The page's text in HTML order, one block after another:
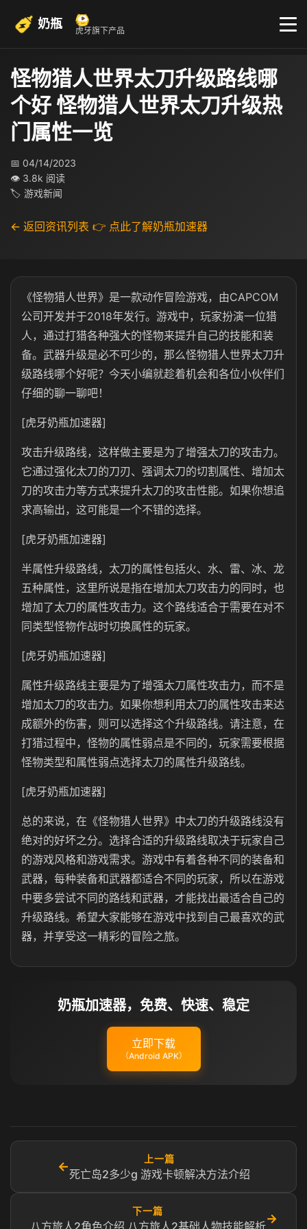
奶瓶 虎牙旗下产品
怪物猎人世界太刀升级路线哪
个好 怪物猎人世界太刀升级热
门属性一览
📅 04/14/2023
👁 3.8k 阅读
🏷 游戏新闻
← 返回资讯列表 👉 点此了解奶瓶加速器
《怪物猎人世界》是一款动作冒险游戏，由CAPCOM
公司开发并于2018年发行。游戏中，玩家扮演一位猎
人，通过打猎各种强大的怪物来提升自己的技能和装
备。武器升级是必不可少的，那么怪物猎人世界太刀升
级路线哪个好呢？今天小编就趁着机会和各位小伙伴们
仔细的聊一聊吧！
[虎牙奶瓶加速器]
攻击升级路线，这样做主要是为了增强太刀的攻击力。
它通过强化太刀的刀刃、强调太刀的切割属性、增加太
刀的攻击力等方式来提升太刀的攻击性能。如果你想追
求高输出，这可能是一个不错的选择。
[虎牙奶瓶加速器]
半属性升级路线，太刀的属性包括火、水、雷、冰、龙
五种属性，这里所说是指在增加太刀攻击力的同时，也
增加了太刀的属性攻击力。这个路线适合于需要在对不
同类型怪物作战时切换属性的玩家。
[虎牙奶瓶加速器]
属性升级路线主要是为了增强太刀属性攻击力，而不是
增加太刀的攻击力。如果你想利用太刀的属性攻击来达
成额外的伤害，则可以选择这个升级路线。请注意，在
打猎过程中，怪物的属性弱点是不同的，玩家需要根据
怪物类型和属性弱点选择太刀的属性升级路线。
[虎牙奶瓶加速器]
总的来说，在《怪物猎人世界》中太刀的升级路线没有
绝对的好坏之分。选择合适的升级路线取决于玩家自己
的游戏风格和游戏需求。游戏中有着各种不同的装备和
武器，每种装备和武器都适合不同的玩家，所以在游戏
中要多尝试不同的路线和武器，才能找出最适合自己的
升级路线。希望大家能够在游戏中找到自己最喜欢的武
器，并享受这一精彩的冒险之旅。
奶瓶加速器，免费、快速、稳定
立即下载
（Android APK）
←
上一篇
死亡岛2多少g 游戏卡顿解决方法介绍
下一篇
八方旅人2角色介绍 八方旅人2基础人物技能解析
→